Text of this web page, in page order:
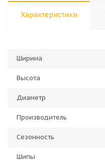
Характеристики
Ширина
Высота
Диаметр
Производитель
Сезонность
Шипы